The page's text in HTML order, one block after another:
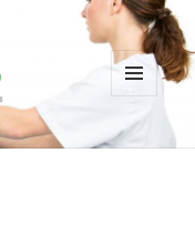
Y
WIDGETS